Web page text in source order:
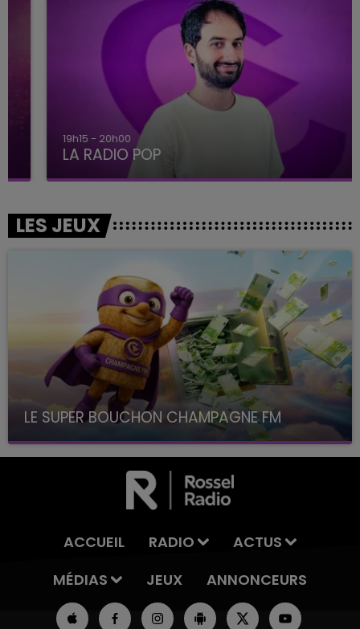
19h15 - 20h00
LA RADIO POP
LES JEUX
LE SUPER BOUCHON CHAMPAGNE FM
avec La Famille Champagne FM, à 8H10
ACCUEIL RADIO
ACTUS
MÉDIAS
JEUX ANNONCEURS